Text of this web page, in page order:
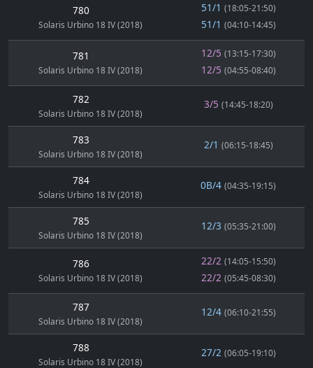
780
Solaris Urbino 18 IV (2018)
51/1 (18:05-21:50)
51/1 (04:10-14:45)
781
Solaris Urbino 18 IV (2018)
12/5 (13:15-17:30)
12/5 (04:55-08:40)
782
Solaris Urbino 18 IV (2018)
3/5 (14:45-18:20)
783
Solaris Urbino 18 IV (2018)
2/1 (06:15-18:45)
784
Solaris Urbino 18 IV (2018)
0B/4 (04:35-19:15)
785
Solaris Urbino 18 IV (2018)
12/3 (05:35-21:00)
786
Solaris Urbino 18 IV (2018)
22/2 (14:05-15:50)
22/2 (05:45-08:30)
787
Solaris Urbino 18 IV (2018)
12/4 (06:10-21:55)
788
Solaris Urbino 18 IV (2018)
27/2 (06:05-19:10)